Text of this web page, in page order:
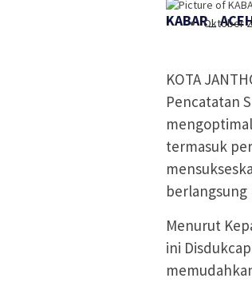
KABAR_Oktober
KOTA
Pencatatan
termasuk
berlangsung
Menurut
ini